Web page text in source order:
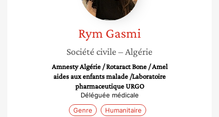
Rym Gasmi
Société civile – Algérie
Amnesty Algérie / Rotaract Bone / Amel
aides aux enfants malade /Laboratoire
pharmaceutique URGO
Déléguée médicale
Genre
Humanitaire